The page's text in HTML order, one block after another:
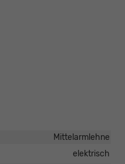
Mittelarmlehne
elektrisch